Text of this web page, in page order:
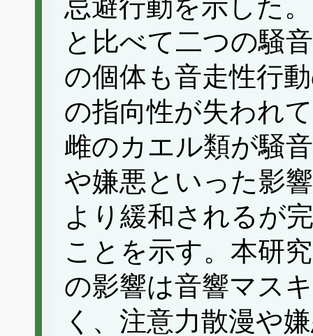
忌避行動を示した
と比べて二つの騒
の個体も音走性行
の指向性が失われ
雌のカエル類が騒
や嫌悪といった影
より緩和されるが
ことを示す。本研
の影響は音響マス
く、注意力散漫や